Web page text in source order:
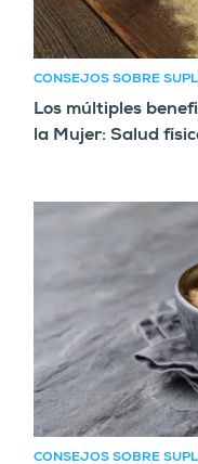
CONSEJOS SOBRE
Los múltiples
la Mujer: Salud
CONSEJOS SOBRE